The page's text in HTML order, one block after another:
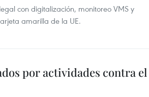
con digitalización, monitoreo VMS y
amarilla de la UE.
por actividades contra el